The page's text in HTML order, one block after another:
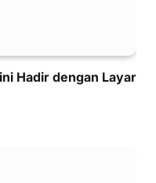
Hadir dengan Layar